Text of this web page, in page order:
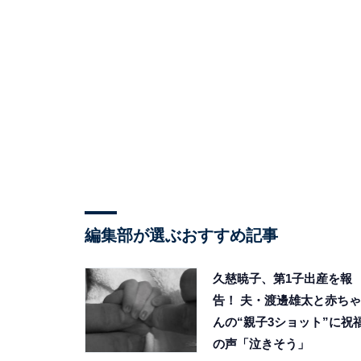
編集部が選ぶおすすめ記事
久慈暁子、第1子出産を報
告！ 夫・渡邊雄太と赤ちゃ
んの“親子3ショット”に祝
の声「泣きそう」